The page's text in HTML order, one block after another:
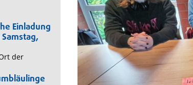
Einladung
der